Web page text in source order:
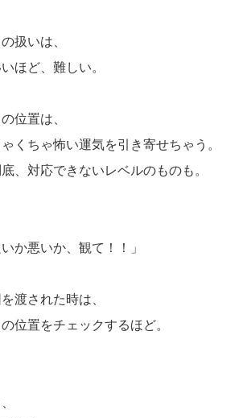
扱いは、
ほど、難しい。
位置は、
くちゃ怖い運気を引き寄せちゃう。
、対応できないレベルのものも。
か悪いか、観て！！」
渡された時は、
位置をチェックするほど。